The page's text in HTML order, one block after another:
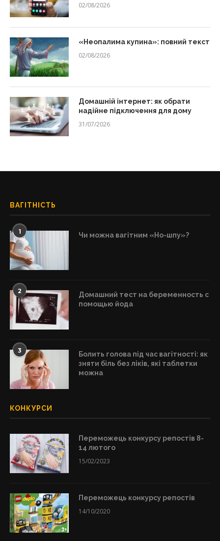
02/08/2026
«Неопалима купина»: повний текст
02/08/2026
Домашній інтернет: як обрати
надійне підключення для дому
31/07/2026
ВАГІТНІСТЬ
1 Чи можна вагітним «Но-шпу»?
2
Домашний тест на беременность с
помощью йода
3
Болить голова під час вагітності: як
зняти біль без ліків, які таблетки
можна
КОНКУРСИ
Переможець конкурсу репостів 8-
14 лютого
15/02/2023
Переможець конкурсу репостів
14/10/2020